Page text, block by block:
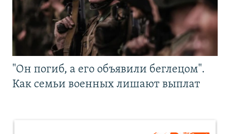
"Он погиб, а его объявили беглецом".
Как семьи военных лишают выплат